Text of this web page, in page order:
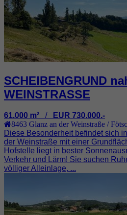
SCHEIBENGRUND
WEINSTRASSE
61.000 m² / EUR 730.000.-
8463 Glanz an der Weinstraße /
Diese Besonderheit befindet sich
der Weinstraße mit einer
Hofstelle liegt in bester
Verkehr und Lärm! Sie suchen
völliger Alleinlage, ...